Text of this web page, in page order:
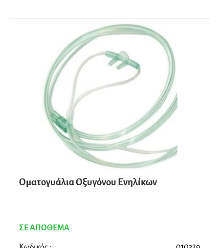
Οματογυάλια Οξυγόνου Ενηλίκων
ΣΕ ΑΠΟΘΕΜΑ